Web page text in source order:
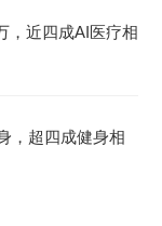
，近四成AI医疗相
，超四成健身相